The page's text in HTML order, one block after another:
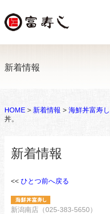
新着情報
HOME> 新着情報 > 海鮮丼富寿
丼。
新着情報
<< ひとつ前へ戻る
新潟南店（025-383-5650）